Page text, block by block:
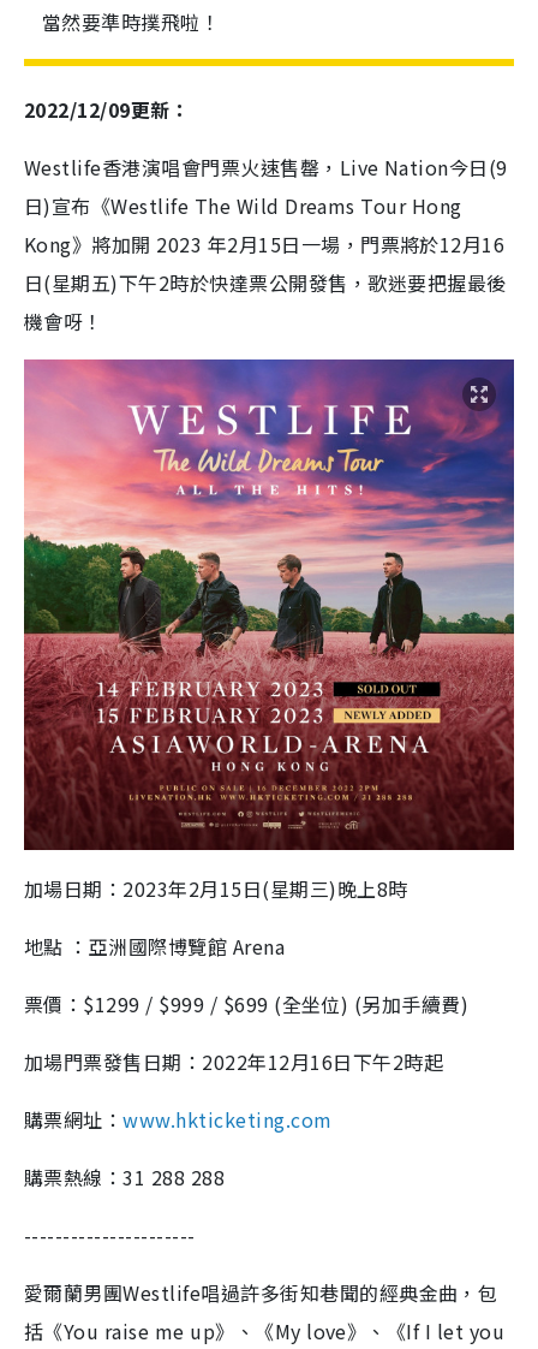
當然要準時撲飛啦！
2022/12/09更新：
Westlife香港演唱會門票火速售罄，Live Nation今日(9
日)宣布《Westlife The Wild Dreams Tour Hong
Kong》將加開 2023 年2月15日一場，門票將於12月16
日(星期五)下午2時於快達票公開發售，歌迷要把握最後
機會呀！
加場日期：2023年2月15日(星期三)晚上8時
地點 ：亞洲國際博覽館 Arena
票價：$1299 / $999 / $699 (全坐位) (另加手續費)
加場門票發售日期：2022年12月16日下午2時起
購票網址：www.hkticketing.com
購票熱線：31 288 288⁠
----------------------
愛爾蘭男團Westlife唱過許多街知巷聞的經典金曲，包
括《You raise me up》、《My love》、《If I let you